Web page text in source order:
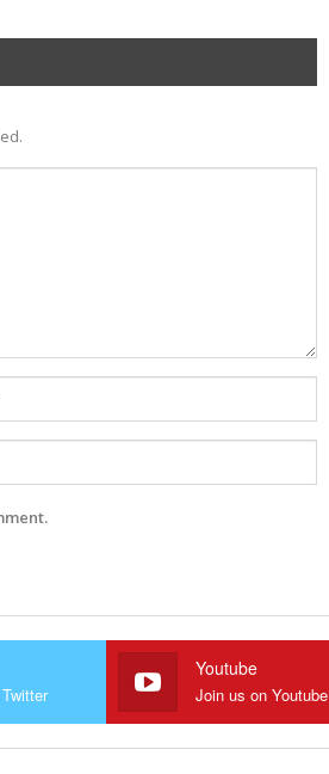
Youtube
Join us on Youtube